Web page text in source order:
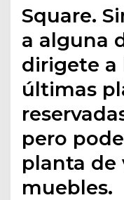
Square.
a alguna
dirigete a
últimas
pero
planta de
muebles.